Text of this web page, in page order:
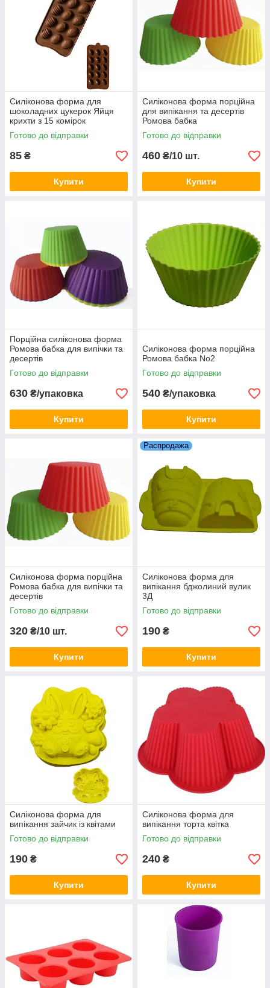
Силіконова форма для
шоколадних цукерок Яйця
крихти з 15 комірок
Готово до відправки
85 ₴
Купити
Силіконова форма порційна
для випікання та десертів
Ромова бабка
Готово до відправки
460 ₴/10 шт.
Купити
Порційна силіконова форма
Ромова бабка для випічки та
десертів
Готово до відправки
630 ₴/упаковка
Купити
Силіконова форма порційна
Ромова бабка No2
Готово до відправки
540 ₴/упаковка
Купити
Силіконова форма порційна
Ромова бабка для випічки та
десертів
Готово до відправки
320 ₴/10 шт.
Купити
Распродажа
Силіконова форма для
випікання бджолиний вулик
3Д
Готово до відправки
190 ₴
Купити
Силіконова форма для
випікання зайчик із квітами
Готово до відправки
190 ₴
Купити
Силіконова форма для
випікання торта квітка
Готово до відправки
240 ₴
Купити